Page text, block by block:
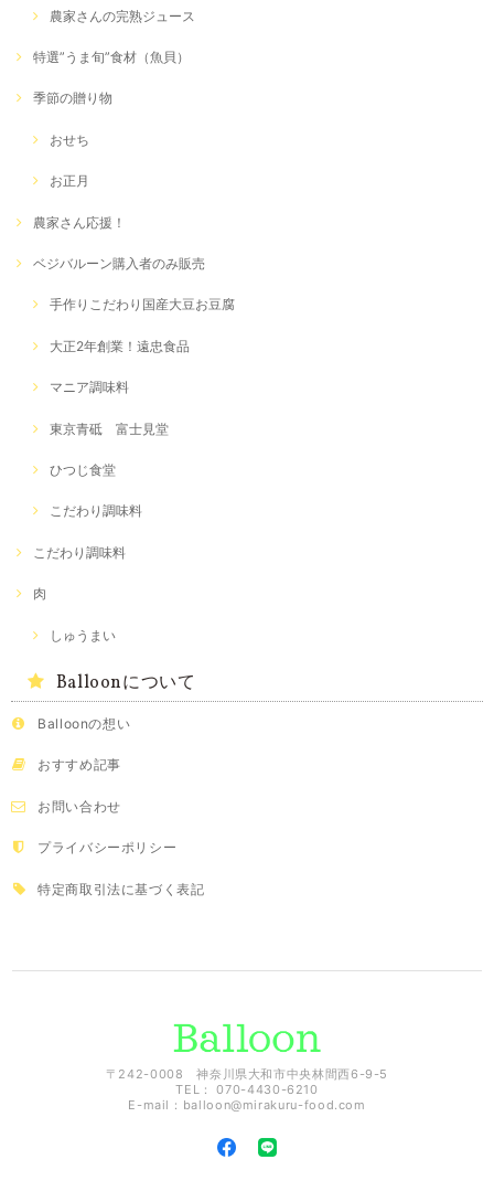
農家さんの完熟ジュース
特選”うま旬”食材（魚貝）
季節の贈り物
おせち
お正月
農家さん応援！
ベジバルーン購入者のみ販売
手作りこだわり国産大豆お豆腐
大正2年創業！遠忠食品
マニア調味料
東京青砥 富士見堂
ひつじ食堂
こだわり調味料
こだわり調味料
肉
しゅうまい
Balloonについて
Balloonの想い
おすすめ記事
お問い合わせ
プライバシーポリシー
特定商取引法に基づく表記
〒242-0008 神奈川県大和市中央林間西6-9-5
TEL： 070-4430-6210
E-mail： balloon@mirakuru-food.com